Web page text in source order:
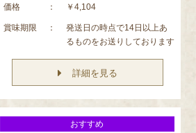
価格 ： ￥4,104
賞味期限 ：
発送日の時点で14日以上あ
るものをお送りしております
詳細を見る
おすすめ